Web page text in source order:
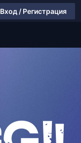
Вход / Регистрация